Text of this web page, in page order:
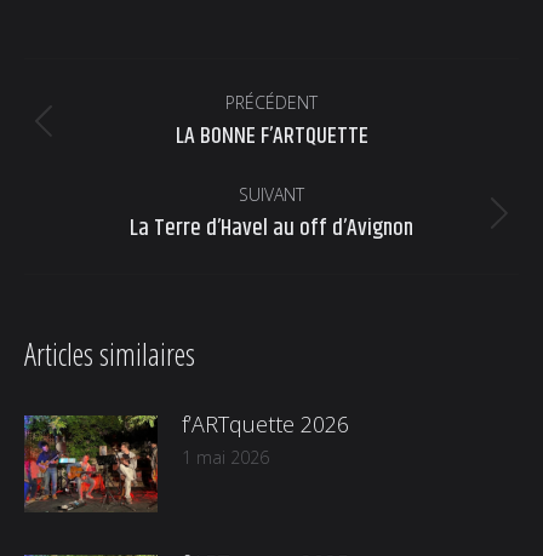
article
PRÉCÉDENT
Article
:
LA BONNE F’ARTQUETTE
SUIVANT
Article
La Terre d’Havel au off d’Avignon
Articles similaires
f’ARTquette 2026
1 mai 2026